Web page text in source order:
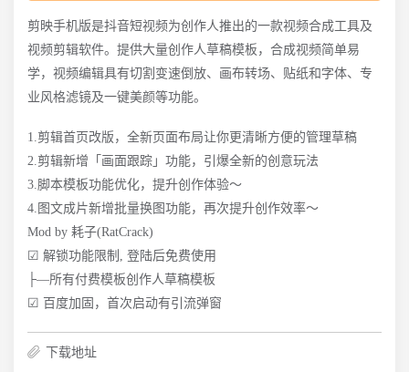
剪映手机版是抖音短视频为创作人推出的一款视频合成工具及
视频剪辑软件。提供大量创作人草稿模板，合成视频简单易
学，视频编辑具有切割变速倒放、画布转场、贴纸和字体、专
业风格滤镜及一键美颜等功能。
1.剪辑首页改版，全新页面布局让你更清晰方便的管理草稿
2.剪辑新增「画面跟踪」功能，引爆全新的创意玩法
3.脚本模板功能优化，提升创作体验～
4.图文成片新增批量换图功能，再次提升创作效率～
Mod by 耗子(RatCrack)
☑ 解锁功能限制, 登陆后免费使用
├—所有付费模板创作人草稿模板
☑ 百度加固，首次启动有引流弹窗
下载地址